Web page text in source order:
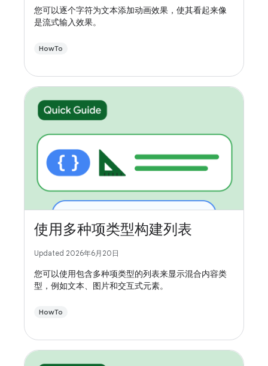
您可以逐个字符为文本添加动画效果，使其看起来像
是流式输入效果。
HowTo
使用多种项类型构建列表
Updated 2026年6月20日
您可以使用包含多种项类型的列表来显示混合内容类
型，例如文本、图片和交互式元素。
HowTo